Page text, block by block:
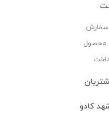
سفارش
محصول
کادو